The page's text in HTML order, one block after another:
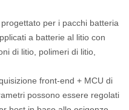
per i pacchi batteria
a batterie al litio con
di litio, polimeri di litio,
front-end + MCU di
possono essere regolati